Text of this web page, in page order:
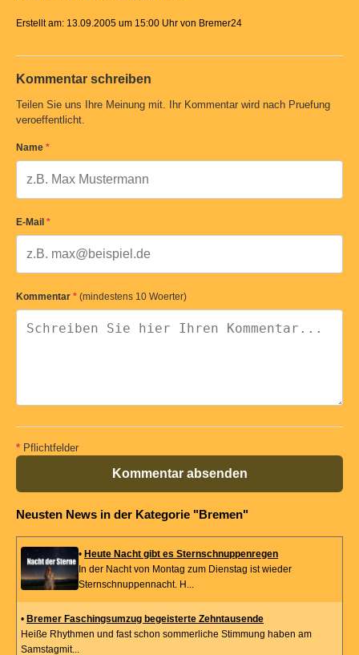
Erstellt am: 13.09.2005 um 15:00 Uhr von Bremer24
Kommentar schreiben
Teilen Sie uns Ihre Meinung mit. Ihr Kommentar wird nach Pruefung
veroeffentlicht.
Name *
E-Mail *
Kommentar * (mindestens 10 Woerter)
* Pflichtfelder
Kommentar absenden
Neusten News in der Kategorie "Bremen"
• Heute Nacht gibt es Sternschnuppenregen
In der Nacht von Montag zum Dienstag ist wieder
Sternschnuppennacht. H...
• Bremer Faschingsumzug begeisterte Zehntausende
Heiße Rhythmen und fast schon sommerliche Stimmung haben am
Samstagmit...